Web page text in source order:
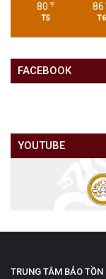
80 ℉
T5
86
T6
FACEBOOK
YOUTUBE
TRUNG TÂM BẢO